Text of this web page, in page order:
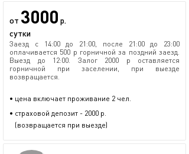
от 3000 р.
сутки
Заезд с 14:00 до 21:00, после 21:00 до 23:00
оплачивается 500 р горничной за поздний заезд.
Выезд до 12:00. Залог 2000 р оставляется
горничной при заселении, при выезде
возвращается.
• цена включает проживание 2 чел.
• страховой депозит - 2000 р.
(возвращается при выезде)